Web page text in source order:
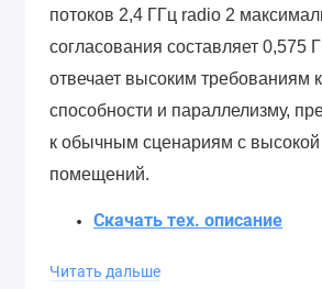
потоков 2,4 ГГц radio 2
согласования составляет 0,575
отвечает высоким требованиям
способности и параллелизму,
к обычным сценариям с высокой
помещений.
Скачать тех. описание
Читать дальше